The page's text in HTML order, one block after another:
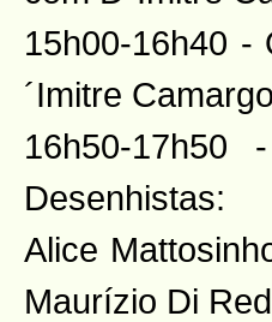
15h00-16h40 -
´Imitre Camargo
16h50-17h50
Desenhistas:
Alice
Maurízio Di